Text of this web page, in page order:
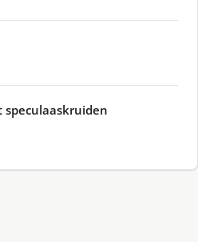
speculaaskruiden